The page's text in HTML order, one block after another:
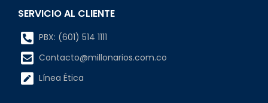
SERVICIO AL CLIENTE
PBX: (601) 514 1111
Contacto@millonarios.com.co
Línea Ética